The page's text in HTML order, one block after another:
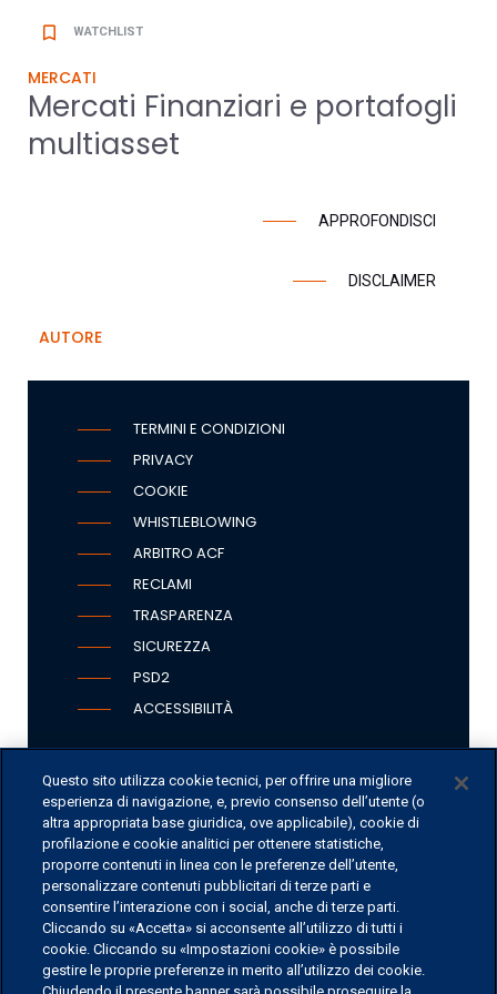
bookmark_border WATCHLIST
MERCATI
Mercati Finanziari e portafogli
multiasset
APPROFONDISCI
DISCLAIMER
AUTORE
TERMINI E CONDIZIONI
PRIVACY
COOKIE
WHISTLEBLOWING
ARBITRO ACF
RECLAMI
TRASPARENZA
SICUREZZA
PSD2
ACCESSIBILITÀ
SEDI
CONTATTI
CONTATTI PER I MEDIA
FAQ
LAVORA CON NOI
Questo sito utilizza cookie tecnici, per offrire una migliore
esperienza di navigazione, e, previo consenso dell’utente (o
altra appropriata base giuridica, ove applicabile), cookie di
profilazione e cookie analitici per ottenere statistiche,
proporre contenuti in linea con le preferenze dell’utente,
personalizzare contenuti pubblicitari di terze parti e
consentire l’interazione con i social, anche di terze parti.
Cliccando su «Accetta» si acconsente all’utilizzo di tutti i
cookie. Cliccando su «Impostazioni cookie» è possibile
gestire le proprie preferenze in merito all’utilizzo dei cookie.